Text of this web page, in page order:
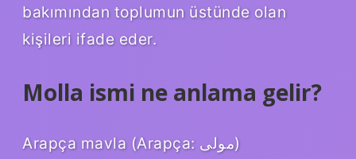
bakımından toplumun üstünde olan
kişileri ifade eder.
Molla ismi ne anlama gelir?
Arapça mavla (Arapça: مولی)